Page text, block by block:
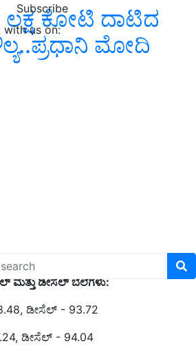
Subscribe
with us on:
ಲಕ್ಷ ಕೋಟಿ ದಾಟಿದ
ಮೋದಿ
ಮತ್ತು ಡೀಸೆಲ್ ಬೆಲೆಗಳು:
ಡೀಸೆಲ್ - 93.72
ಡೀಸೆಲ್ - 94.04